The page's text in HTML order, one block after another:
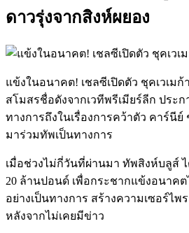
ดาวรุ่งจากสิงห์ผยอง
แข้งในอนาคต! เชลซีเปิดตัว ชุคเวเม
สโมสรชื่อดังจากเวทีพรีเมียร์ลีก ประก
ทางการถึงในเรื่องการคว้าตัว คาร์นีย์
มาร่วมทัพเป็นทางการ
เมื่อช่วงไม่กี่วันที่ผ่านมา ทัพสิงห์บลูส์
20 ล้านปอนด์ เพื่อกระชากแข้งอนาค
อย่างเป็นทางการ สร้างความเซอร์ไ
หลังจากไม่เคยมีข่าว